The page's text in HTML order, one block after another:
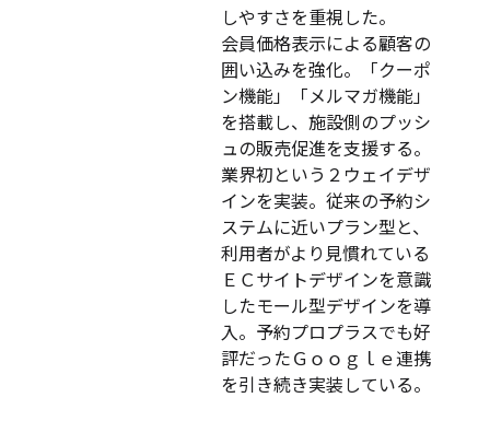
しやすさを重視した。
会員価格表示による顧客の
囲い込みを強化。「クーポ
ン機能」「メルマガ機能」
を搭載し、施設側のプッシ
ュの販売促進を支援する。
業界初という２ウェイデザ
インを実装。従来の予約シ
ステムに近いプラン型と、
利用者がより見慣れている
ＥＣサイトデザインを意識
したモール型デザインを導
入。予約プロプラスでも好
評だったＧｏｏｇｌｅ連携
を引き続き実装している。